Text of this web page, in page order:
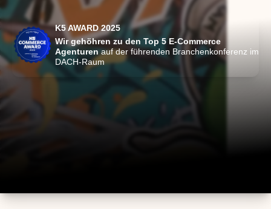
K5 AWARD 2025
Wir gehöhren zu den Top 5 E-Commerce
Agenturenauf der führenden Branchenkonferenz im
DACH-Raum